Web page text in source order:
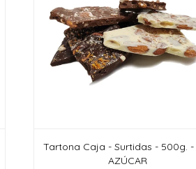
Tartona Caja - Surtidas - 500g. -
AZÚCAR